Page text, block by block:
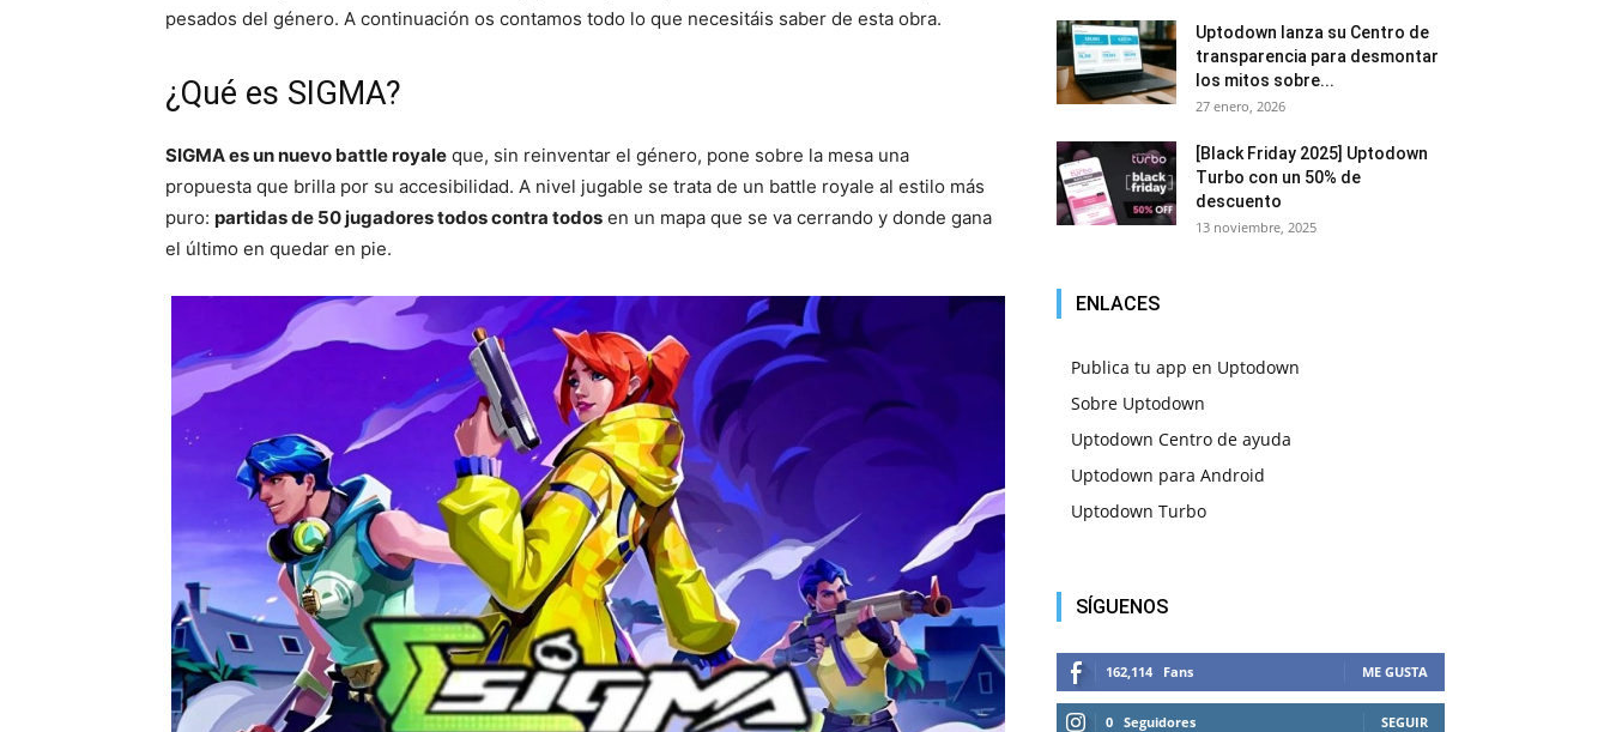
pesados del género. A continuación os contamos todo lo que necesitáis saber de esta obra.
¿Qué es SIGMA?
SIGMA es un nuevo battle royale que, sin reinventar el género, pone sobre la mesa una
propuesta que brilla por su accesibilidad. A nivel jugable se trata de un battle royale al estilo más
puro: partidas de 50 jugadores todos contra todos en un mapa que se va cerrando y donde gana
el último en quedar en pie.
Uptodown lanza su Centro de
transparencia para desmontar
los mitos sobre...
27 enero, 2026
[Black Friday 2025] Uptodown
Turbo con un 50% de
descuento
13 noviembre, 2025
ENLACES
Publica tu app en Uptodown
Sobre Uptodown
Uptodown Centro de ayuda
Uptodown para Android
Uptodown Turbo
SÍGUENOS
162,114 Fans ME GUSTA
0 Seguidores SEGUIR